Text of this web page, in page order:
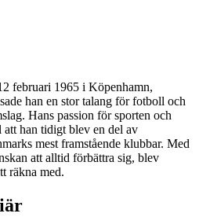
februari 1965 i Köpenhamn,
han en stor talang för fotboll och
Hans passion för sporten och
han tidigt blev en del av
mest framstående klubbar. Med
att alltid förbättra sig, blev
räkna med.